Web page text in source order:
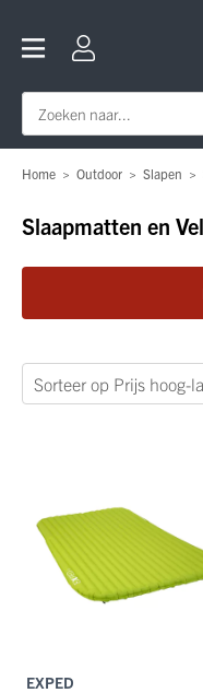
Home > Outdoor > Slapen >
Slaapmatten en
Verfijn je
Maat
Kleuren
EXPED